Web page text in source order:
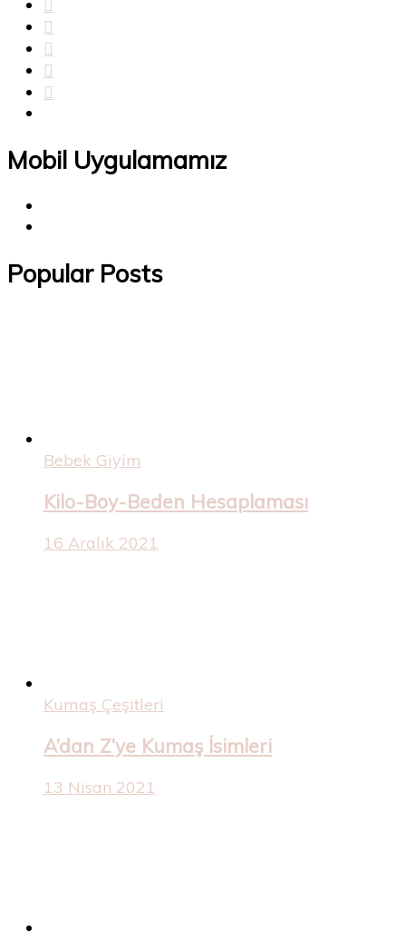
Mobil Uygulamamız
Popular Posts
Bebek Giyim
Kilo-Boy-Beden Hesaplaması
16 Aralık 2021
Kumaş Çeşitleri
A’dan Z’ye Kumaş İsimleri
13 Nisan 2021